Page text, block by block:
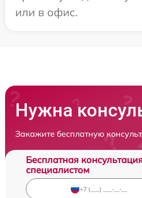
или в офис.
Нужна
Закажите бесплатную
Бесплатная
специалистом